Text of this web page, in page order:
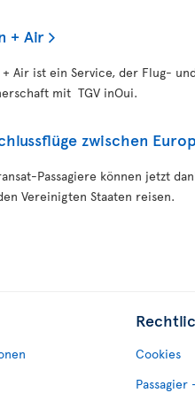
+ Air
+ Air ist ein Service, der Flug-
mit TGV inOui.
zwischen
Passagiere können jetzt
Vereinigten Staaten reisen.
Cookies